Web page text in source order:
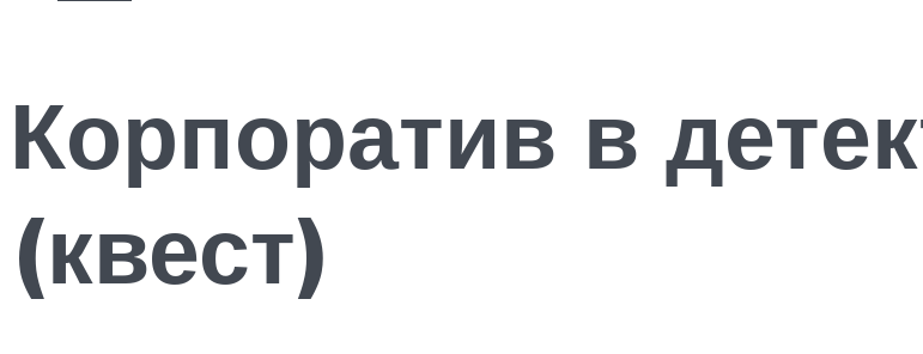
Корпоратив в
(квест)